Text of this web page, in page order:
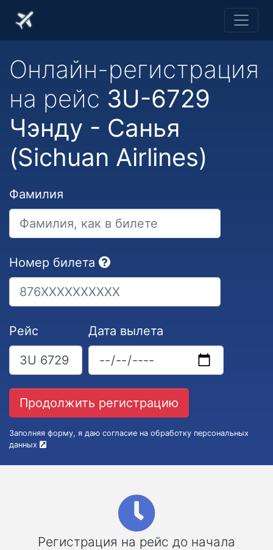
Онлайн-регистрация
на рейс 3U-6729
Чэнду - Санья
(Sichuan Airlines)
Фамилия
Номер билета
Рейс Дата вылета
Заполняя форму, я даю согласие на обработку персональных
данных
Регистрация на рейс до начала